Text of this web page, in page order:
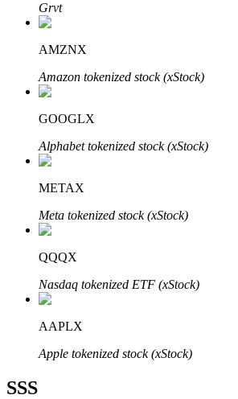
Bitrue Ortakları
Bitrue İş Ortağı
Kullanıcı başına %65'e kadar komisyon!
Grvt
AMZNX
Amazon tokenized stock (xStock)
GOOGLX
Alphabet tokenized stock (xStock)
METAX
Meta tokenized stock (xStock)
QQQX
Nasdaq tokenized ETF (xStock)
AAPLX
Apple tokenized stock (xStock)
SSS